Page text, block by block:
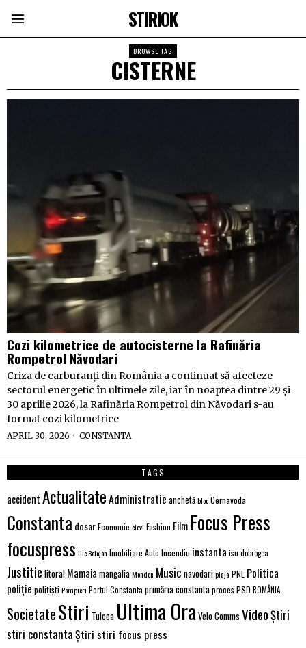
STIRIOK
BROWSE TAG
CISTERNE
Cozi kilometrice de autocisterne la Rafinăria
Rompetrol Năvodari
Criza de carburanți din România a continuat să afecteze
sectorul energetic în ultimele zile, iar în noaptea dintre 29 și
30 aprilie 2026, la Rafinăria Rompetrol din Năvodari s-au
format cozi kilometrice
APRIL 30, 2026 CONSTANTA
TAGS
accidentActualitateAdministratie anchetăblocCernavoda
Constanta dosarEconomie elevi Fashion Film Focus Press
focuspress Ilie Bolojan Imobiliare Auto Incendiu instanta isu dobrogea
Justitie litoral Mamaia mangaliaMonden Music navodariplaja PNL Politica
poliție polițiști Pompieri Portul Constanta primăria constantaproces PSD ROMÂNIA
SocietateStiri Tulcea Ultima Ora Velo Comms VideoȘtiri
stiri constantaȘtiri stiri focus press